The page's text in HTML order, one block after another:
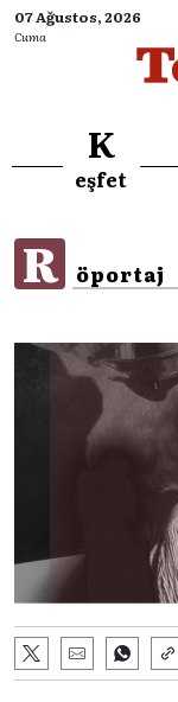
07 Ağustos, 2026
Cuma
K
eşfet
R öportaj